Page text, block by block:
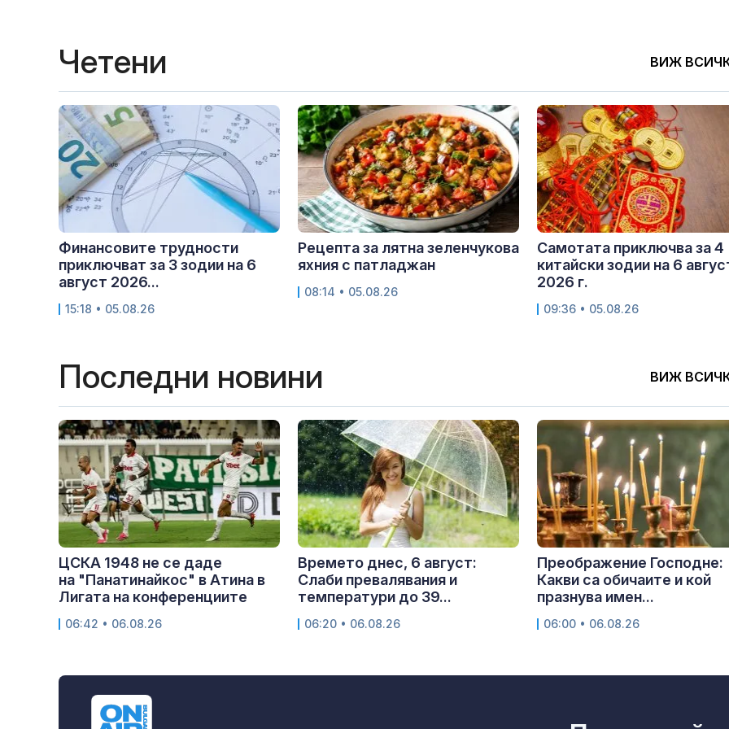
Четени ВИЖ
Финансовите трудности
приключват за 3 зодии на 6
август 2026...
15:18 • 05.08.26
Рецепта за лятна зеленчукова
яхния с патладжан
08:14 • 05.08.26
Самотата приключва за 4
китайски зодии на 6
2026 г.
09:36 • 05.08.26
Последни новини ВИЖ
ЦСКА 1948 не се даде
на "Панатинайкос" в Атина в
Лигата на конференциите
06:42 • 06.08.26
Времето днес, 6 август:
Слаби превалявания и
температури до 39...
06:20 • 06.08.26
Преображение Господне:
Какви са обичаите и кой
празнува имен...
06:00 • 06.08.26